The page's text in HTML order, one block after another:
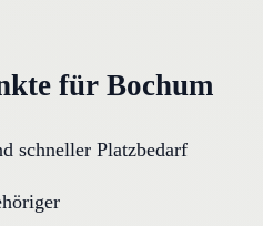
für Bochum
schneller Platzbedarf